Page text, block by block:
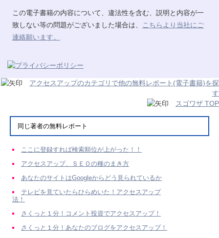
この電子書籍の内容について、違法性を含む、説明と内容が一
致しない等の問題がございました場合は、
こちらより当社にご
連絡願います。
アクセスアップのカテゴリで他の無料レポート(電子書籍)を探
す
スゴワザ TOP
同じ著者の無料レポート
ここに登録すれば検索順位が上がった！！
アクセスアップ、ＳＥＯの種のまき方
あなたのサイトはGoogleからどう見られているか
テレビを見ていたらひらめいた！アクセスアップ
法！
さくっと１分！コメント投資でアクセスアップ！
さくっと１分！あなたのブログをアクセスアップ！